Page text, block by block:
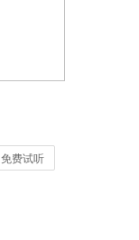
免费试听